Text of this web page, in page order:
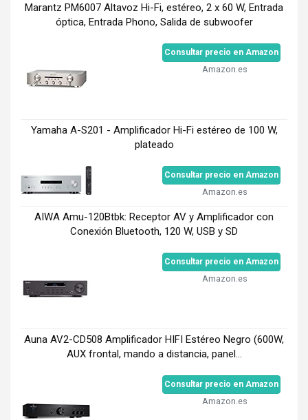
Marantz PM6007 Altavoz Hi-Fi, estéreo, 2 x 60 W, Entrada
óptica, Entrada Phono, Salida de subwoofer
Consultar precio en Amazon
Amazon.es
Yamaha A-S201 - Amplificador Hi-Fi estéreo de 100 W,
plateado
Consultar precio en Amazon
Amazon.es
AIWA Amu-120Btbk: Receptor AV y Amplificador con
Conexión Bluetooth, 120 W, USB y SD
Consultar precio en Amazon
Amazon.es
Auna AV2-CD508 Amplificador HIFI Estéreo Negro (600W,
AUX frontal, mando a distancia, panel...
Consultar precio en Amazon
Amazon.es